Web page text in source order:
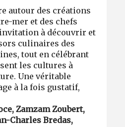
autour des créations
mer et des chefs
à découvrir et
culinaires des
tout en célébrant
les cultures à
Une véritable
à la fois gustatif,
Zamzam Zoubert,
Charles Bredas,